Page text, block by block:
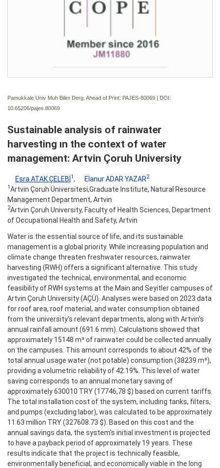
Pamukkale Univ Muh Bilim Derg. Ahead of Print: PAJES-80069 | DOI:
10.65206/pajes.80069
Sustainable analysis of rainwater
harvesting ın the context of water
management: Artvin Çoruh University
Esra ATAK ÇELEBİ 1 , Elanur ADAR YAZAR2
1 Artvi̇n Çoruh Üniversitesi,Graduate Institute, Natural Resource
Management Department, Artvin
2Artvin Çoruh University, Faculty of Health Sciences, Department
of Occupational Health and Safety, Artvin
Water is the essential source of life, and its sustainable
management is a global priority. While increasing population and
climate change threaten freshwater resources, rainwater
harvesting (RWH) offers a significant alternative. This study
investigated the technical, environmental, and economic
feasibility of RWH systems at the Main and Seyitler campuses of
Artvin Çoruh University (AÇÜ). Analyses were based on 2023 data
for roof area, roof material, and water consumption obtained
from the university's relevant departments, along with Artvin's
annual rainfall amount (691.6 mm). Calculations showed that
approximately 15148 m³ of rainwater could be collected annually
on the campuses. This amount corresponds to about 42% of the
total annual usage water (not potable) consumption (38239 m³),
providing a volumetric reliability of 42.19%. This level of water
saving corresponds to an annual monetary saving of
approximately 630010 TRY (17746,78 $) based on current tariffs.
The total installation cost of the system, including tanks, filters,
and pumps (excluding labor), was calculated to be approximately
11.63 million TRY (327608.73 $). Based on this cost and the
annual savings data, the system's initial investment is projected
to have a payback period of approximately 19 years. These
results indicate that the project is technically feasible,
environmentally beneficial, and economically viable in the long